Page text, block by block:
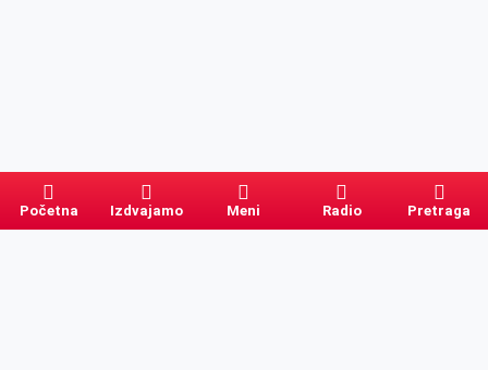
Početna Izdvajamo Meni Radio Pretraga